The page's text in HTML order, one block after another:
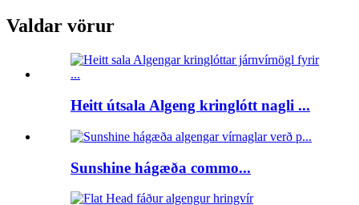
Valdar vörur
Heitt útsala Algeng kringlótt nagli ...
Sunshine hágæða commo...